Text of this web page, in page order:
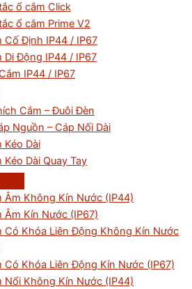
ổ cắm Click
ổ cắm Prime V2
Cố Định IP44 / IP67
Di Động IP44 / IP67
IP44 / IP67
Cắm – Đuôi Đèn
Nguồn – Cáp Nối Dài
Kéo Dài
Kéo Dài Quay Tay
Âm Không Kín Nước (IP44)
Âm Kín Nước (IP67)
Có Khóa Liên Động Không Kín Nước
Có Khóa Liên Động Kín Nước (IP67)
Nổi Không Kín Nước (IP44)